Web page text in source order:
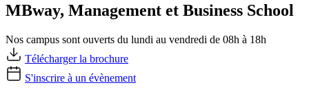
MBway, Management et Business School
Nos campus sont ouverts du lundi au vendredi de 08h à 18h
Télécharger la brochure
S'inscrire à un évènement